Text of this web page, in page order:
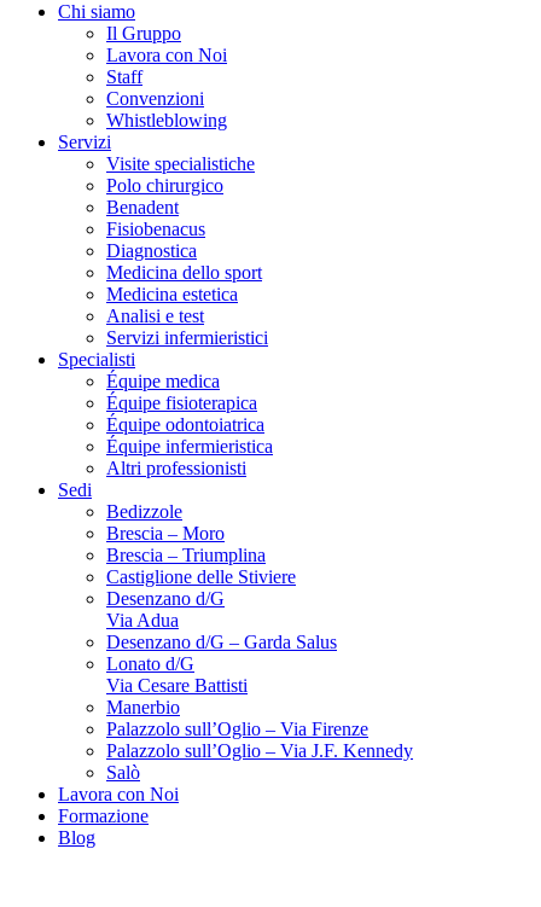
Chi siamo
Il Gruppo
Lavora con Noi
Staff
Convenzioni
Whistleblowing
Servizi
Visite specialistiche
Polo chirurgico
Benadent
Fisiobenacus
Diagnostica
Medicina dello sport
Medicina estetica
Analisi e test
Servizi infermieristici
Specialisti
Équipe medica
Équipe fisioterapica
Équipe odontoiatrica
Équipe infermieristica
Altri professionisti
Sedi
Bedizzole
Brescia – Moro
Brescia – Triumplina
Castiglione delle Stiviere
Desenzano d/G
Via Adua
Desenzano d/G – Garda Salus
Lonato d/G
Via Cesare Battisti
Manerbio
Palazzolo sull’Oglio – Via Firenze
Palazzolo sull’Oglio – Via J.F. Kennedy
Salò
Lavora con Noi
Formazione
Blog